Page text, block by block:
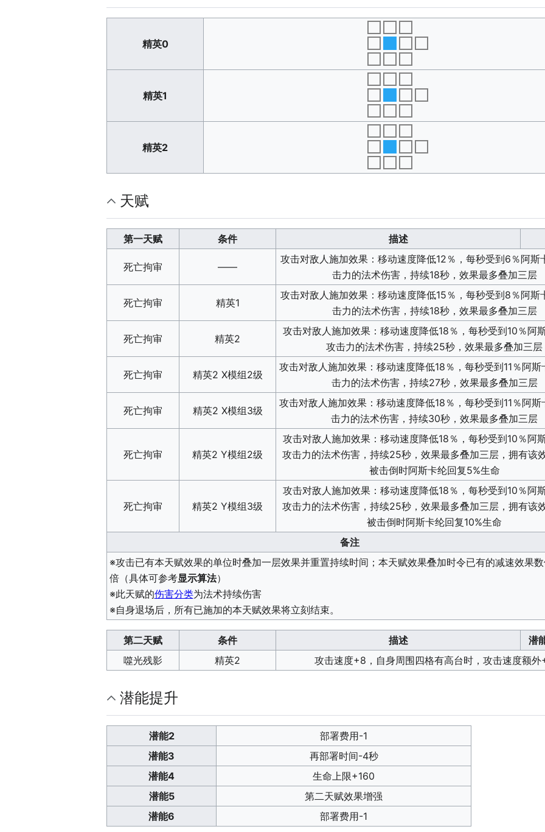
精英0
精英1
精英2
天赋
第一天赋 条件 描述
死亡拘审 ——
攻击对敌人施加效果：移动速度降低12％ ，每秒受到6％阿斯
击力的法术伤害，持续18秒，效果最多叠加三层
死亡拘审 精英1
攻击对敌人施加效果：移动速度降低15％ ，每秒受到8％阿斯
击力的法术伤害，持续18秒，效果最多叠加三层
死亡拘审 精英2
攻击对敌人施加效果：移动速度降低18％ ，每秒受到10％阿
攻击力的法术伤害，持续25秒，效果最多叠加三层
死亡拘审 精英2 X模组2级
攻击对敌人施加效果：移动速度降低18％ ，每秒受到11％阿
击力的法术伤害，持续27秒，效果最多叠加三层
死亡拘审 精英2 X模组3级
攻击对敌人施加效果：移动速度降低18％ ，每秒受到11％阿
击力的法术伤害，持续30秒，效果最多叠加三层
死亡拘审 精英2 Y模组2级
攻击对敌人施加效果：移动速度降低18％ ，每秒受到10％阿
攻击力的法术伤害，持续25秒，效果最多叠加三层，拥有该
被击倒时阿斯卡纶回复5%生命
死亡拘审 精英2 Y模组3级
攻击对敌人施加效果：移动速度降低18％ ，每秒受到10％阿
攻击力的法术伤害，持续25秒，效果最多叠加三层，拥有该
被击倒时阿斯卡纶回复10%生命
备注
※攻击已有本天赋效果的单位时叠加一层效果并重置持续时间；本天赋效果叠加时令已有的减速效果
倍（具体可参考显示算法）
※此天赋的伤害分类为法术持续伤害
※自身退场后，所有已施加的本天赋效果将立刻结束。
第二天赋 条件 描述
潜
噬光残影
精英2 攻击速度+8，自身周围四格有高台时，攻击速度额外
潜能提升
潜能2
部署费用-1
潜能3
再部署时间-4秒
潜能4
生命上限+160
潜能5
第二天赋效果增强
潜能6
部署费用-1